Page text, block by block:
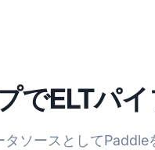
でELTパ
タソースとして